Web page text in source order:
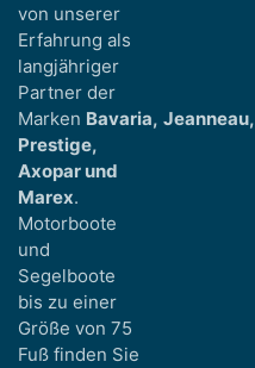
von unserer
Erfahrung als
langjähriger
Partner der
Marken Bavaria, Jeanneau,
Prestige,
Axopar und
Marex.
Motorboote
und
Segelboote
bis zu einer
Größe von 75
Fuß finden Sie